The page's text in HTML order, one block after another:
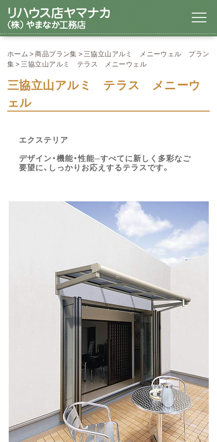
ホーム 商品プラン集
三協立山アルミ メニーウェル プラン
集
三協立山アルミ テラス メニーウェル
三協立山アルミ テラス メニーウ
ェル
エクステリア
デザイン・機能・性能─すべてに新しく多彩なご
要望に、しっかりお応えするテラスです。